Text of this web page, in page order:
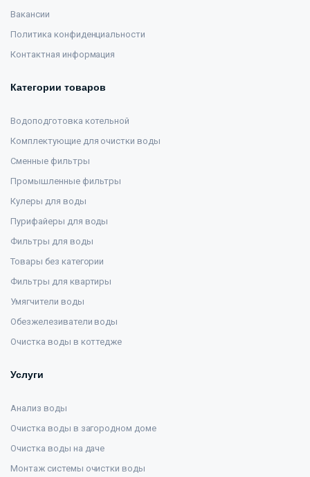
Вакансии
Политика конфиденциальности
Контактная информация
Категории товаров
Водоподготовка котельной
Комплектующие для очистки воды
Сменные фильтры
Промышленные фильтры
Кулеры для воды
Пурифайеры для воды
Фильтры для воды
Товары без категории
Фильтры для квартиры
Умягчители воды
Обезжелезиватели воды
Очистка воды в коттедже
Услуги
Анализ воды
Очистка воды в загородном доме
Очистка воды на даче
Монтаж системы очистки воды